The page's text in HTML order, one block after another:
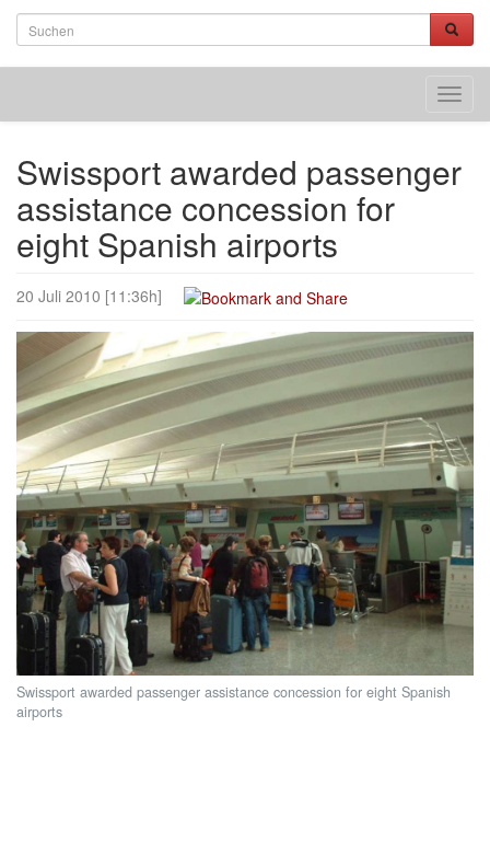
Swissport awarded passenger
assistance concession for
eight Spanish airports
20 Juli 2010 [11:36h]
Swissport awarded passenger assistance concession for eight Spanish
airports